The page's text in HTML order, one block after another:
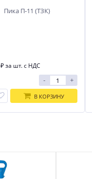
Пика П-11 (ТЗК)
₽за шт. с НДС
- +
В КОРЗИНУ